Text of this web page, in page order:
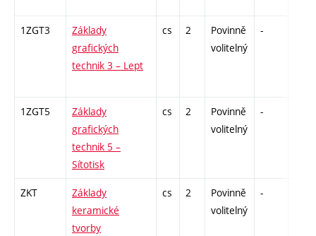
1ZGT3
Základy
grafických
technik 3 – Lept
cs 2
Povinně
volitelný
-
1ZGT5
Základy
grafických
technik 5 –
Sítotisk
cs 2
Povinně
volitelný
-
ZKT
Základy
keramické
tvorby
cs 2
Povinně
volitelný
-